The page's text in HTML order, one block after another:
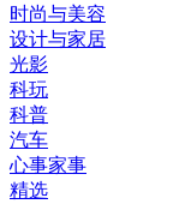
时尚与美容
设计与家居
光影
科玩
科普
汽车
心事家事
精选